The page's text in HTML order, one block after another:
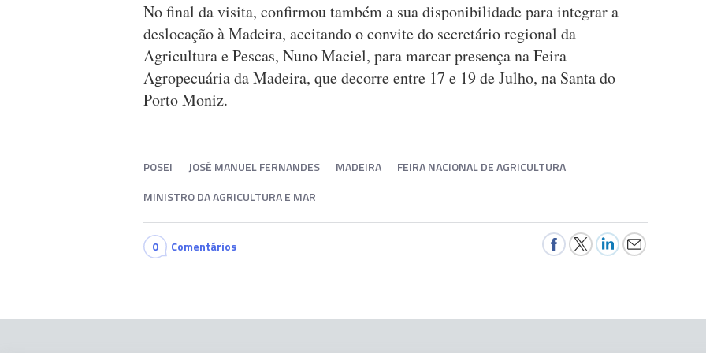
No final da visita, confirmou também a sua disponibilidade para integrar a
deslocação à Madeira, aceitando o convite do secretário regional da
Agricultura e Pescas, Nuno Maciel, para marcar presença na Feira
Agropecuária da Madeira, que decorre entre 17 e 19 de Julho, na Santa do
Porto Moniz.
POSEI JOSÉ MANUEL FERNANDES MADEIRA
FEIRA NACIONAL DE AGRICULTURA
MINISTRO DA AGRICULTURA E MAR
0 Comentários